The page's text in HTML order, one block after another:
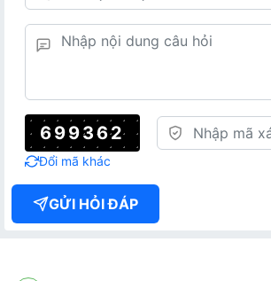
699362
Đổi mã khác
GỬI HỎI ĐÁP